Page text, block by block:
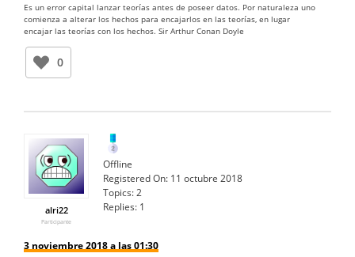
Es un error capital lanzar teorías antes de poseer datos. Por naturaleza uno
comienza a alterar los hechos para encajarlos en las teorías, en lugar
encajar las teorías con los hechos. Sir Arthur Conan Doyle
0
alri22
Participante
Offline
Registered On: 11 octubre 2018
Topics:2
Replies: 1
3 noviembre 2018 a las 01:30